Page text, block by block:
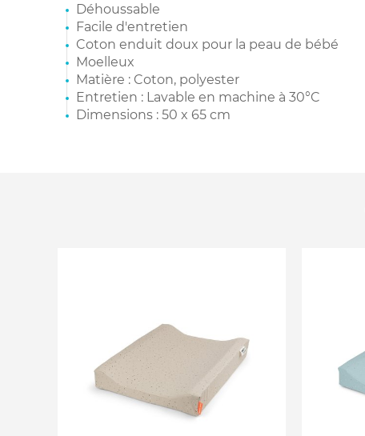
Déhoussable
Facile d'entretien
Coton enduit doux pour la peau de bébé
Moelleux
Matière : Coton, polyester
Entretien : Lavable en machine à 30°C
Dimensions : 50 x 65 cm